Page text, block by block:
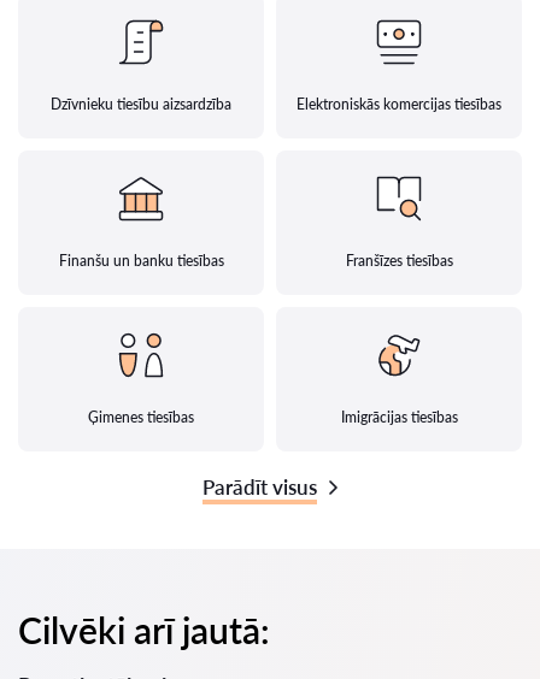
Dzīvnieku tiesību aizsardzība Elektroniskās komercijas tiesības
Finanšu un banku tiesības Franšīzes tiesības
Ģimenes tiesības Imigrācijas tiesības
Parādīt visus
Cilvēki arī jautā: